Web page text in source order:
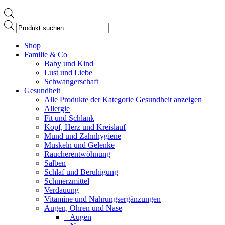
Products
search
page
opens
Shop
Familie & Co
Baby und Kind
Lust und Liebe
Schwangerschaft
Gesundheit
Alle Produkte der Kategorie Gesundheit anzeigen
Allergie
Fit und Schlank
Kopf, Herz und Kreislauf
Mund und Zahnhygiene
Muskeln und Gelenke
Raucherentwöhnung
Salben
Schlaf und Beruhigung
Schmerzmittel
Verdauung
Vitamine und Nahrungsergänzungen
Augen, Ohren und Nase
– Augen